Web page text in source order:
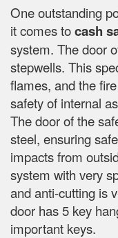
One outstanding
it comes tocash
system. The door
stepwells. This
flames, and the
safety of internal
The door of the
steel, ensuring
impacts from
system with very
and anti-cutting is
door has 5 key
important keys.